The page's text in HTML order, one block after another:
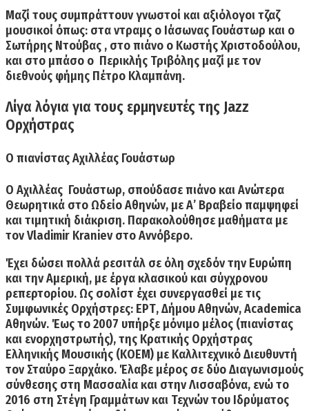
Μαζί τους συμπράττουν γνωστοί και αξιόλογοι τζαζ
μουσικοί όπως: στα ντραμς ο Ιάσωνας Γουάστωρ και ο
Σωτήρης Ντούβας , στο πιάνο ο Κωστής Χριστοδούλου,
και στο μπάσο ο Περικλής Τριβόλης μαζί με τον
διεθνούς φήμης Πέτρο Κλαμπάνη.
Λίγα λόγια για τους ερμηνευτές της Jazz
Ορχήστρας
O πιανίστας Αχιλλέας Γουάστωρ
Ο Αχιλλέας Γουάστωρ, σπούδασε πιάνο και Ανώτερα
Θεωρητικά στο Ωδείο Αθηνών, με Α’ Βραβείο παμψηφεί
και τιμητική διάκριση. Παρακολούθησε μαθήματα με
τον Vladimir Kraniev στο Αννόβερο.
Έχει δώσειπολλά ρεσιτάλ σε όλη σχεδόν την Ευρώπη
και την Αμερική, με έργα κλασικού και σύγχρονου
ρεπερτορίου. Ως σολίστ έχει συνεργασθεί με τις
Συμφωνικές Ορχήστρες: ΕΡΤ, Δήμου Αθηνών, Academica
Αθηνών. Έως το 2007 υπήρξε μόνιμο μέλος (πιανίστας
και ενορχηστρωτής), της Κρατικής Ορχήστρας
Ελληνικής Μουσικής (ΚΟΕΜ) με Καλλιτεχνικό Διευθυντή
τον Σταύρο Ξαρχάκο. Έλαβε μέρος σε δύο Διαγωνισμούς
σύνθεσης στη Μασσαλία και στην Λισσαβόνα, ενώ το
2016 στη Στέγη Γραμμάτων και Τεχνών του Ιδρύματος